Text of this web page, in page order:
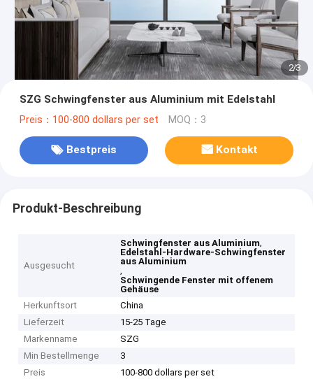
2/3
SZG Schwingfenster aus Aluminium mit Edelstahl
Preis：100-800 dollars per set MOQ：3
Bestpreis Kontakt
Produkt-Beschreibung
Ausgesucht
Schwingfenster aus Aluminium,
Edelstahl-Hardware-Schwingfenster
aus Aluminium
,
Schwingende Fenster mit offenem
Gehäuse
Herkunftsort
China
Lieferzeit
15-25 Tage
Markenname
SZG
Min Bestellmenge
3
Preis
100-800 dollars per set